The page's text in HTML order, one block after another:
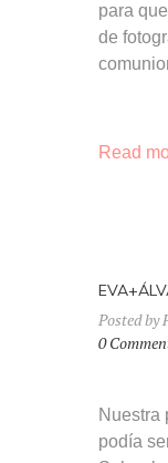
para
de
Read
Posted by
0
Nuestra
podía